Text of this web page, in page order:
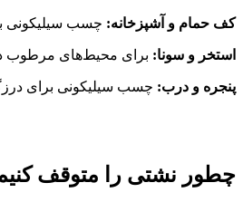
کف حمام و آشپزخانه: چسب سیلیکونی
استخر و سونا: برای محیط‌های مرطوب
پنجره و درب: چسب سیلیکونی برای
چطور نشتی را متوقف